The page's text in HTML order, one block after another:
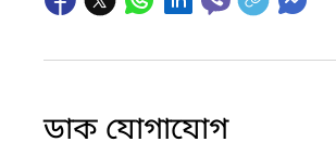
ডাক যোগাযোগ